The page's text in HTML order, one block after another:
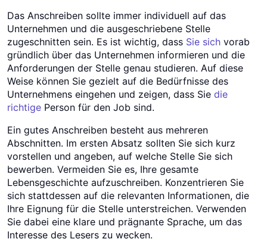
Das Anschreiben sollte immer individuell auf das
Unternehmen und die ausgeschriebene Stelle
zugeschnitten sein. Es ist wichtig, dass Sie sich vorab
gründlich über das Unternehmen informieren und die
Anforderungen der Stelle genau studieren. Auf diese
Weise können Sie gezielt auf die Bedürfnisse des
Unternehmens eingehen und zeigen, dass Sie die
richtige Person für den Job sind.
Ein gutes Anschreiben besteht aus mehreren
Abschnitten. Im ersten Absatz sollten Sie sich kurz
vorstellen und angeben, auf welche Stelle Sie sich
bewerben. Vermeiden Sie es, Ihre gesamte
Lebensgeschichte aufzuschreiben. Konzentrieren Sie
sich stattdessen auf die relevanten Informationen, die
Ihre Eignung für die Stelle unterstreichen. Verwenden
Sie dabei eine klare und prägnante Sprache, um das
Interesse des Lesers zu wecken.